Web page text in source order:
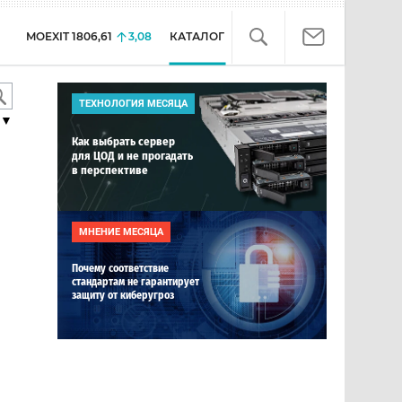
MOEXIT 1806,61 3,08 КАТАЛОГ
ТЕХНОЛОГИЯ МЕСЯЦА
Как выбрать сервер
для ЦОД и не прогадать
в перспективе
МНЕНИЕ МЕСЯЦА
Почему соответствие
стандартам не гарантирует
защиту от киберугроз